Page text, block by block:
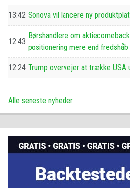
13:42 Sonova vil lancere ny
12:43
Børshandlere om
positionering mere end fredshåb
12:24 Trump overvejer at trække USA
Alle seneste nyheder